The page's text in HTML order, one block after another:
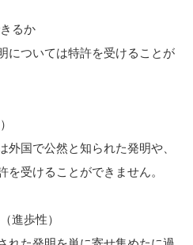
るか
については特許を受けることが
国で公然と知られた発明や、
受けることができません。
進歩性）